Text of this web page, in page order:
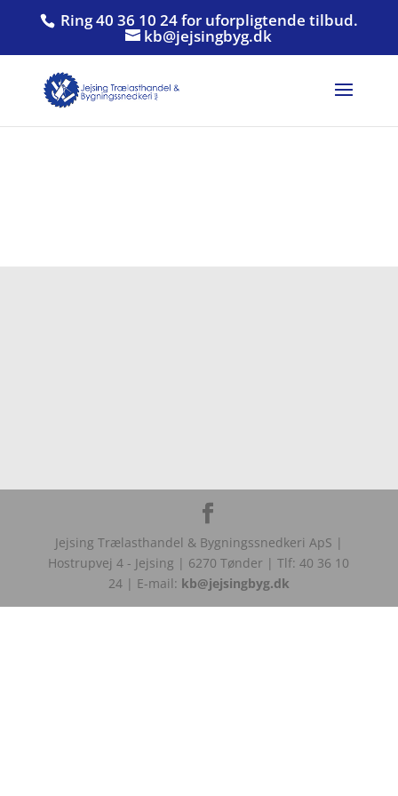
Ring 40 36 10 24 for uforpligtende tilbud.
kb@jejsingbyg.dk
​Jejsing Trælasthandel & Bygningssnedkeri ApS |
Hostrupvej 4 - Jejsing | 6270 Tønder | Tlf: 40 36 10
24 | E-mail: kb@jejsingbyg.dk